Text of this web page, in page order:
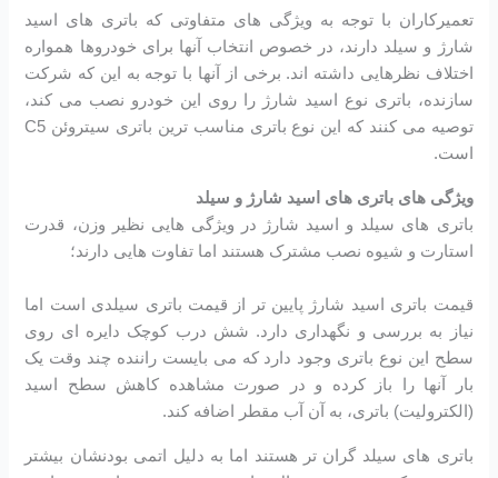
تعمیرکاران با توجه به ویژگی های متفاوتی که باتری های اسید
شارژ و سیلد دارند، در خصوص انتخاب آنها برای خودروها همواره
اختلاف نظرهایی داشته اند. برخی از آنها با توجه به این که شرکت
سازنده، باتری نوع اسید شارژ را روی این خودرو نصب می کند،
توصیه می کنند که این نوع باتری مناسب ترین باتری سیتروئن C5
است.
ویژگی های باتری های اسید شارژ و سیلد
باتری های سیلد و اسید شارژ در ویژگی هایی نظیر وزن، قدرت
استارت و شیوه نصب مشترک هستند اما تفاوت هایی دارند؛
قیمت باتری اسید شارژ پایین تر از قیمت باتری سیلدی است اما
نیاز به بررسی و نگهداری دارد. شش درب کوچک دایره ای روی
سطح این نوع باتری وجود دارد که می بایست راننده چند وقت یک
بار آنها را باز کرده و در صورت مشاهده کاهش سطح اسید
(الکترولیت) باتری، به آن آب مقطر اضافه کند.
باتری های سیلد گران تر هستند اما به دلیل اتمی بودنشان بیشتر